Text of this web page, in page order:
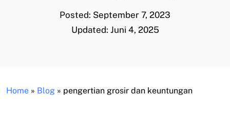
Posted: September 7, 2023
Updated: Juni 4, 2025
Home » Blog » pengertian grosir dan keuntungan